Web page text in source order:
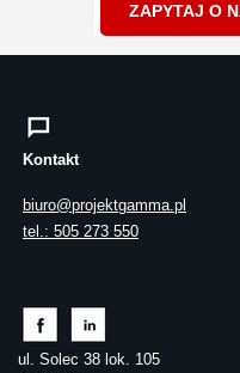
ZAPYTAJ O
Kontakt
biuro@projektgamma.pl
tel.: 505 273 550
ul. Solec 38 lok. 105